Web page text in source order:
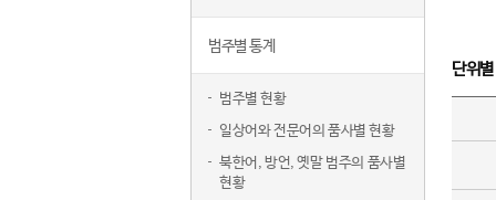
범주별 통계
범주별 현황
일상어와 전문어의 품사별 현황
북한어, 방언, 옛말 범주의 품사별
현황
단위